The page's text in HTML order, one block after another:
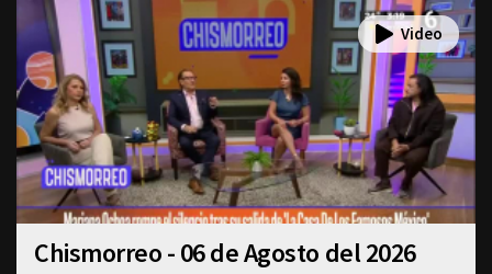
Chismorreo - 06 de Agosto del 2026